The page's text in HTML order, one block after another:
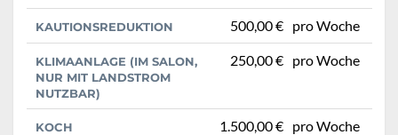
KAUTIONSREDUKTION 500,00 € pro Woche
KLIMAANLAGE (IM SALON,
NUR MIT LANDSTROM
NUTZBAR)
250,00 € pro Woche
KOCH 1.500,00 € pro Woche